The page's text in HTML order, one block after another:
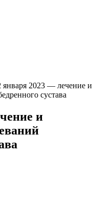
января 2023 — лечение и
сустава
и